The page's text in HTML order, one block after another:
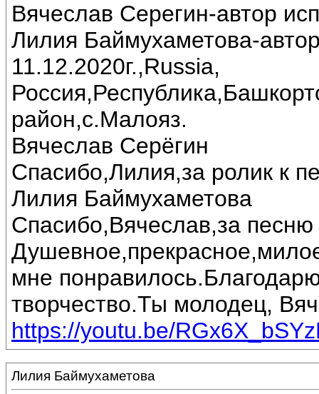
Вячеслав Серегин-автор
Лилия Баймухаметова-
11.12.2020г.,Russia,
район,с.Малояз.
Вячеслав Серёгин
Спасибо,Лилия,за ролик к
Лилия Баймухаметова
Спасибо,Вячеслав,за песню
мне
творчество.Ты молодец,
https://youtu.be/
Лилия Баймухаметова